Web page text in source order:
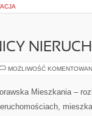
MOŻLIWOŚĆ
Mieszkania –